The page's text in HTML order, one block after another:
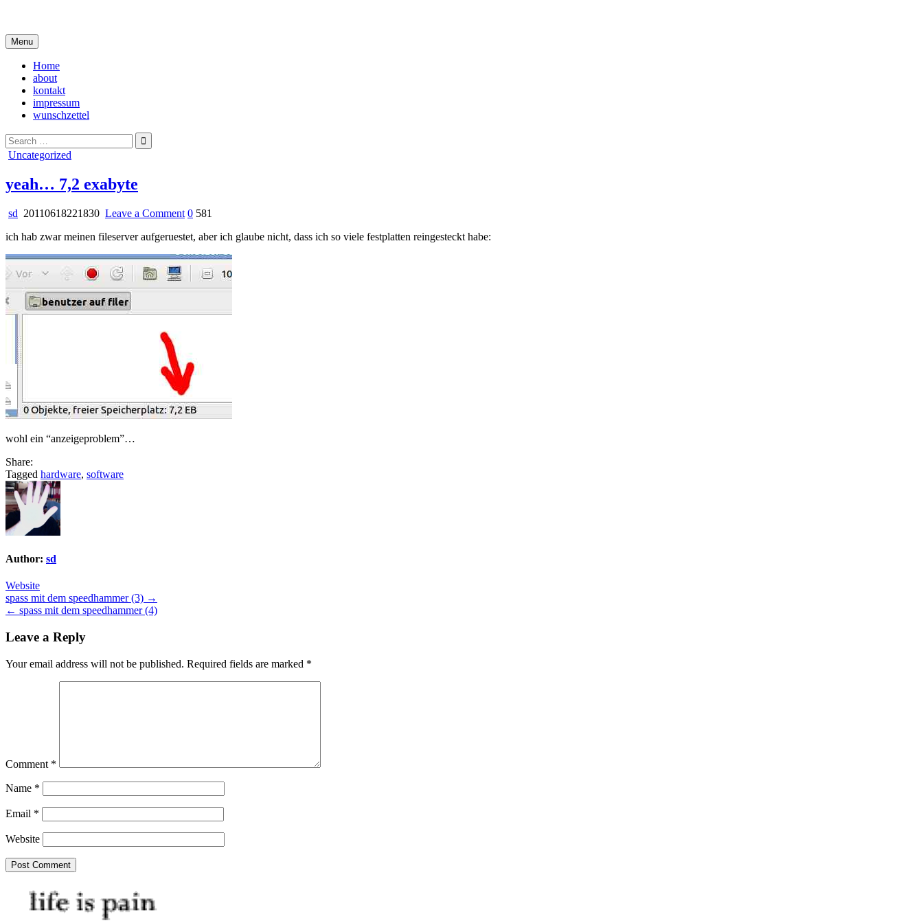
content
Menu
Home
about
kontakt
impressum
wunschzettel
Search
for:
Posted
Uncategorized
yeah… 7,2 exabyte
sd 20110618221830 Leave a Commenton
7,2
0 581
ich hab zwar meinen fileserver aufgeruestet, aber ich glaube nicht, dass ich so viele festplatten reingesteckt habe:
wohl ein “anzeigeproblem”…
Share:
Tagged hardware, software
Author: sd
Website
Post
navigation
spass mit dem speedhammer (3) →
← spass mit dem speedhammer (4)
Leave a Reply
Your email address will not be published. Required fields are marked *
Comment *
Name *
Email *
Website